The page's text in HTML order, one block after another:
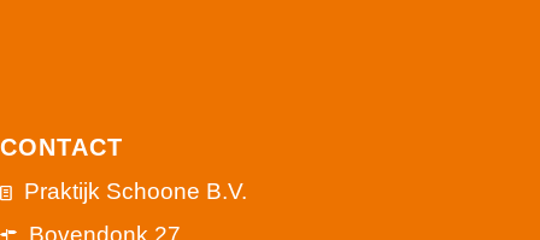
CONTACT
Praktijk Schoone B.V.